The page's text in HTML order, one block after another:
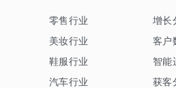
零售行业
美妆行业
鞋服行业
汽车行业
增长
客户
智能
获客